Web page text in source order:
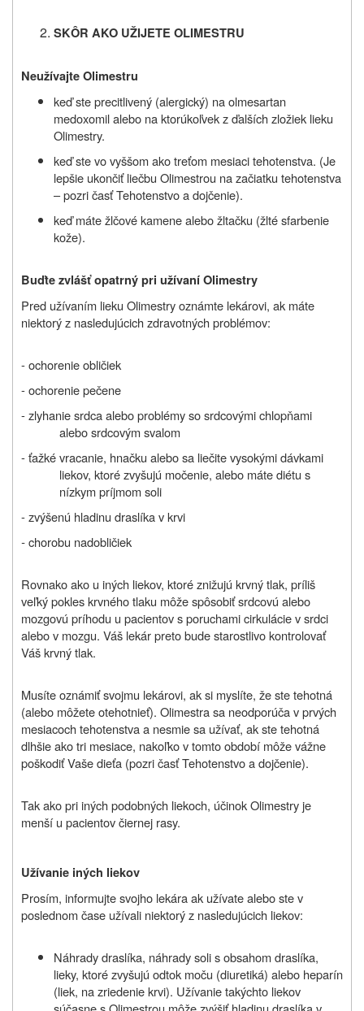
SKÔR AKO UŽIJETEOLIMESTRU
NeužívajteOlimestru
keď ste precitlivený (alergický) na olmesartan
medoxomil alebo na ktorúkoľvek z ďalších zložiek lieku
Olimestry.
keď ste vo vyššom ako treťom mesiaci tehotenstva. (Je
lepšie ukončiť liečbu Olimestrou na začiatku tehotenstva
– pozri časť Tehotenstvo a dojčenie).
keď máte žlčové kamene alebo žltačku (žlté sfarbenie
kože).
Buďte zvlášť opatrný pri užívaníOlimestry
Pred užívaním lieku Olimestry oznámte lekárovi, ak máte
niektorý z nasledujúcich zdravotných problémov:
- ochorenie obličiek
- ochorenie pečene
- zlyhanie srdca alebo problémy so srdcovými chlopňami
alebo srdcovým svalom
-ťažké vracanie, hnačku alebo sa liečite vysokými dávkami
liekov, ktoré zvyšujú močenie, alebo máte diétu s
nízkym príjmom soli
- zvýšenú hladinu draslíka v krvi
-chorobu nadobličiek
Rovnako ako u iných liekov, ktoré znižujú krvný tlak, príliš
veľký pokles krvného tlaku môže spôsobiť srdcovú alebo
mozgovú príhodu u pacientov s poruchami cirkulácie v srdci
alebo v mozgu. Váš lekár preto bude starostlivo kontrolovať
Váš krvný tlak.
Musíte oznámiť svojmu lekárovi, ak si myslíte, že ste tehotná
(alebo môžete otehotnieť). Olimestra sa neodporúča v prvých
mesiacoch tehotenstva a nesmie sa užívať, ak ste tehotná
dlhšie ako tri mesiace, nakoľko v tomto období môže vážne
poškodiť Vaše dieťa (pozri časť Tehotenstvo a dojčenie).
Tak ako pri iných podobných liekoch, účinok Olimestry je
menší u pacientov čiernej rasy.
Užívanie iných liekov
Prosím, informujte svojho lekára ak užívate alebo ste v
poslednom čase užívali niektorý z nasledujúcich liekov:
Náhrady draslíka, náhrady soli s obsahom draslíka,
lieky, ktoré zvyšujú odtok moču (diuretiká) alebo heparín
(liek, na zriedenie krvi). Užívanie takýchto liekov